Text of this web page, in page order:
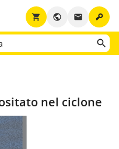
key
email
public
shopping_cart
nel ciclone